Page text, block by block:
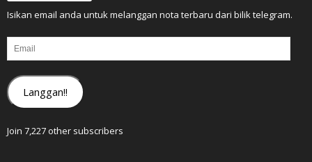
Isikan email anda untuk melanggan nota terbaru dari bilik telegram.
Email
Langgan!!
Join 7,227 other subscribers